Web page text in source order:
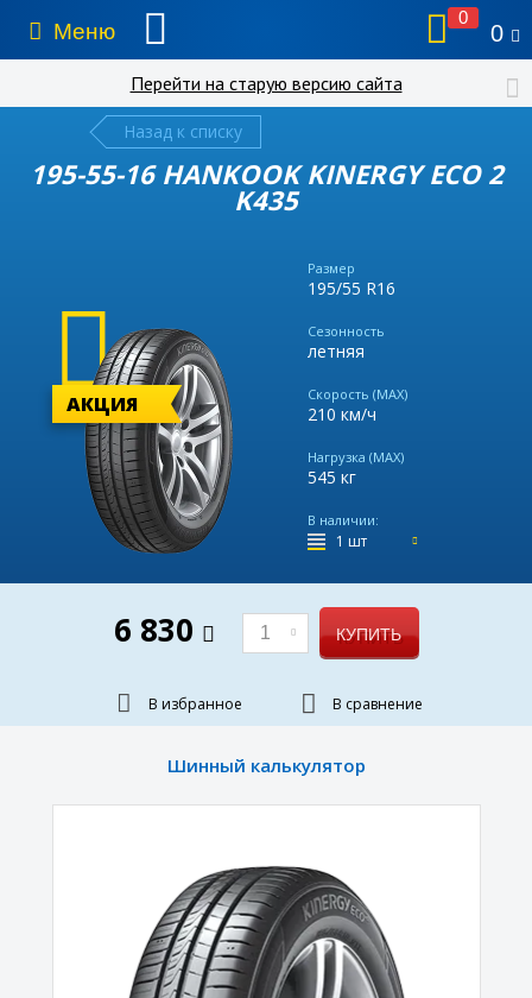
Меню
0
0
Перейти на старую версию сайта
Назад к списку
195-55-16 HANKOOK KINERGY ECO 2
K435
Размер
195/55 R16
Сезонность
летняя
Скорость (MAX)
210 км/ч
Нагрузка (MAX)
545 кг
В наличии:
1 шт
АКЦИЯ
6 830 1 КУПИТЬ
В избранное В сравнение
Шинный калькулятор